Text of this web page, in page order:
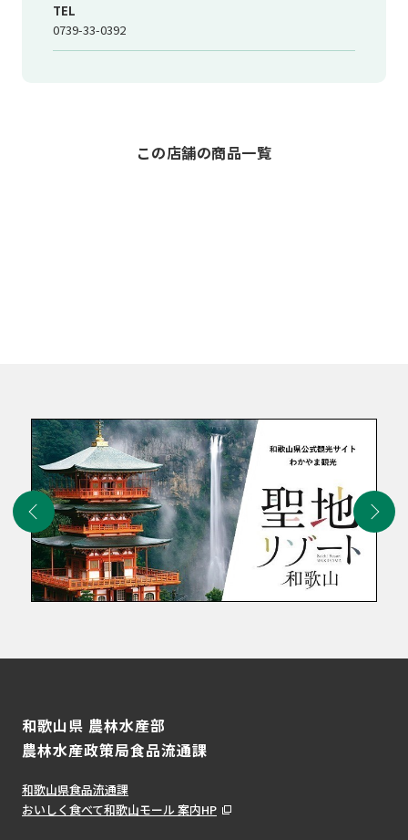
TEL
0739-33-0392
この店舗の商品一覧
和歌山県 農林水産部
農林水産政策局食品流通課
和歌山県食品流通課
おいしく食べて和歌山モール 案内HP